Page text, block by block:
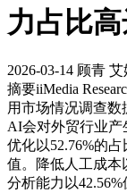
力占比
2026-03-14 顾青 艾
摘要iiMedia
用市场情况调查数
AI会对外贸行业产
优化以52.76%的
值。降低人工成本
分析能力以